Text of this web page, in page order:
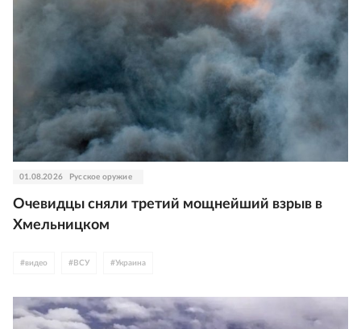
01.08.2026 Русское оружие
Очевидцы сняли третий мощнейший взрыв в
Хмельницком
#видео # ВСУ #Украина